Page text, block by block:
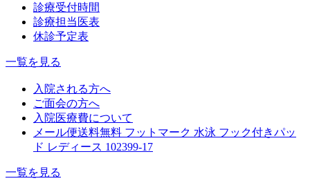
診療受付時間
診療担当医表
休診予定表
一覧を見る
入院される方へ
ご面会の方へ
入院医療費について
メール便送料無料 フットマーク 水泳 フック付きパッ
ド レディース 102399-17
一覧を見る